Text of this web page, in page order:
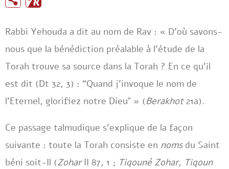
Rabbi Yehouda a dit au nom de Rav : « D’où savons-
nous que la bénédiction préalable à l’étude de la
Torah trouve sa source dans la Torah ? En ce qu’il
est dit (Dt 32, 3) : “Quand j’invoque le nom de
l’Eternel, glorifiez notre Dieuˮ » (Berakhot 21a).
Ce passage talmudique s’explique de la façon
suivante : toute la Torah consiste en noms du Saint
béni soit-Il (ZoharII 87, 1 ; Tiqouné Zohar, Tiqoun